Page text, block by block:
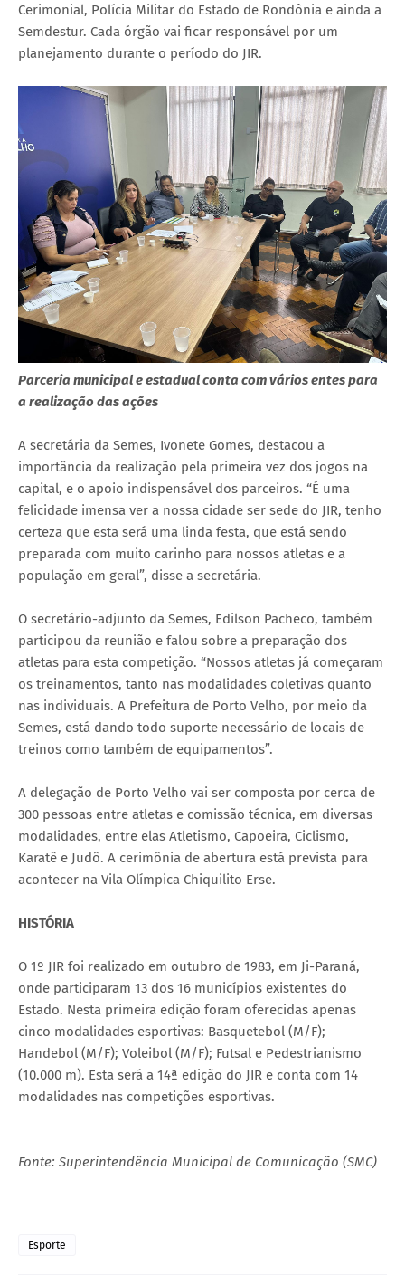
Cerimonial, Polícia Militar do Estado de Rondônia e ainda a
Semdestur. Cada órgão vai ficar responsável por um
planejamento durante o período do JIR.
Parceria municipal e estadual conta com vários entes para
a realização das ações
A secretária da Semes, Ivonete Gomes, destacou a
importância da realização pela primeira vez dos jogos na
capital, e o apoio indispensável dos parceiros. “É uma
felicidade imensa ver a nossa cidade ser sede do JIR, tenho
certeza que esta será uma linda festa, que está sendo
preparada com muito carinho para nossos atletas e a
população em geral”, disse a secretária.
O secretário-adjunto da Semes, Edilson Pacheco, também
participou da reunião e falou sobre a preparação dos
atletas para esta competição. “Nossos atletas já começaram
os treinamentos, tanto nas modalidades coletivas quanto
nas individuais. A Prefeitura de Porto Velho, por meio da
Semes, está dando todo suporte necessário de locais de
treinos como também de equipamentos”.
A delegação de Porto Velho vai ser composta por cerca de
300 pessoas entre atletas e comissão técnica, em diversas
modalidades, entre elas Atletismo, Capoeira, Ciclismo,
Karatê e Judô. A cerimônia de abertura está prevista para
acontecer na Vila Olímpica Chiquilito Erse.
HISTÓRIA
O 1º JIR foi realizado em outubro de 1983, em Ji-Paraná,
onde participaram 13 dos 16 municípios existentes do
Estado. Nesta primeira edição foram oferecidas apenas
cinco modalidades esportivas: Basquetebol (M/F);
Handebol (M/F); Voleibol (M/F); Futsal e Pedestrianismo
(10.000 m). Esta será a 14ª edição do JIR e conta com 14
modalidades nas competições esportivas.
Fonte: Superintendência Municipal de Comunicação (SMC)
Esporte